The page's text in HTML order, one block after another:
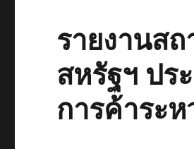
รายงานส
สหรัฐฯ ปร
การค้าระห